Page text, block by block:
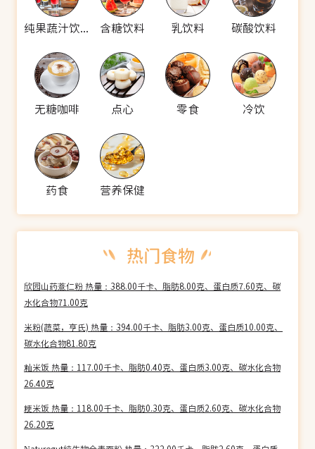
纯果蔬汁饮料 含糖饮料 乳饮料 碳酸饮料
无糖咖啡 点心 零食 冷饮
药食 营养保健
欣园山药薏仁粉 热量：388.00千卡、脂肪8.00克、蛋白质7.60克、碳
水化合物71.00克
米粉(蔬菜，亨氏) 热量：394.00千卡、脂肪3.00克、蛋白质10.00克、
碳水化合物81.80克
籼米饭 热量：117.00千卡、脂肪0.40克、蛋白质3.00克、碳水化合物
26.40克
粳米饭 热量：118.00千卡、脂肪0.30克、蛋白质2.60克、碳水化合物
26.20克